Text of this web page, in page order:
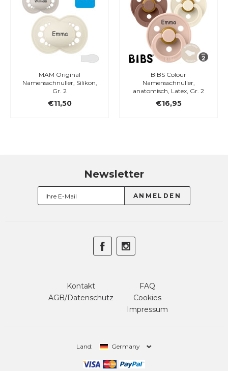
MAM Original
Namensschnuller, Silikon,
Gr. 2
€11,50
BIBS Colour
Namensschnuller,
anatomisch, Latex, Gr. 2
€16,95
Newsletter
Kontakt
AGB/Datenschutz
FAQ
Cookies
Impressum
Land: Germany